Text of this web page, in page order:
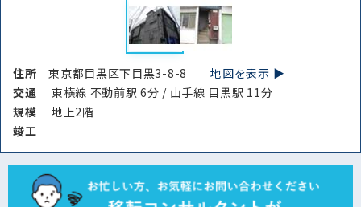
住所東京都目黒区下目黒3-8-8地図を表示 ▶︎
交通
東横線 不動前駅 6分 / 山手線 目黒駅 11分
規模
地上2階
竣⼯